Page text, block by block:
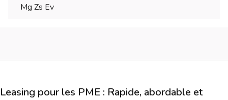
Mg Zs Ev
Leasing pour les PME : Rapide, abordable et